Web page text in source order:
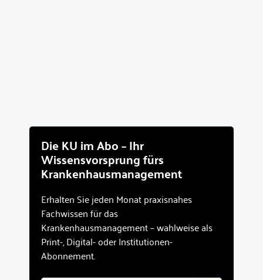
Die KU im Abo – Ihr
Wissensvorsprung fürs
Krankenhausmanagement
Erhalten Sie jeden Monat praxisnahes
Fachwissen für das
Krankenhausmanagement – wahlweise als
Print-, Digital- oder Institutionen-
Abonnement.